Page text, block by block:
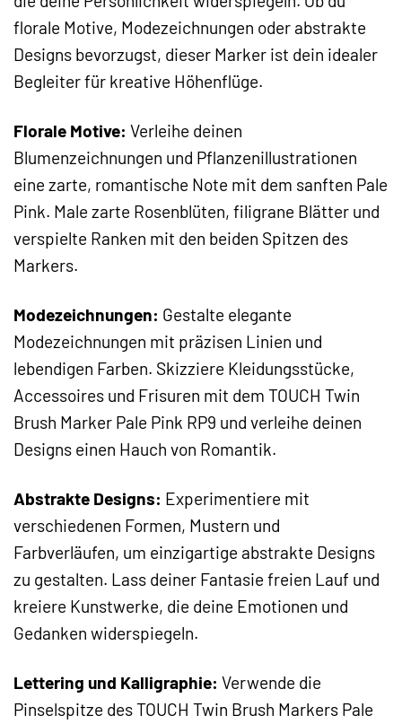
florale Motive, Modezeichnungen oder abstrakte
Designs bevorzugst, dieser Marker ist dein idealer
Begleiter für kreative Höhenflüge.
Florale Motive: Verleihe deinen
Blumenzeichnungen und Pflanzenillustrationen
eine zarte, romantische Note mit dem sanften Pale
Pink. Male zarte Rosenblüten, filigrane Blätter und
verspielte Ranken mit den beiden Spitzen des
Markers.
Modezeichnungen: Gestalte elegante
Modezeichnungen mit präzisen Linien und
lebendigen Farben. Skizziere Kleidungsstücke,
Accessoires und Frisuren mit dem TOUCH Twin
Brush Marker Pale Pink RP9 und verleihe deinen
Designs einen Hauch von Romantik.
Abstrakte Designs: Experimentiere mit
verschiedenen Formen, Mustern und
Farbverläufen, um einzigartige abstrakte Designs
zu gestalten. Lass deiner Fantasie freien Lauf und
kreiere Kunstwerke, die deine Emotionen und
Gedanken widerspiegeln.
Lettering und Kalligraphie: Verwende die
Pinselspitze des TOUCH Twin Brush Markers Pale